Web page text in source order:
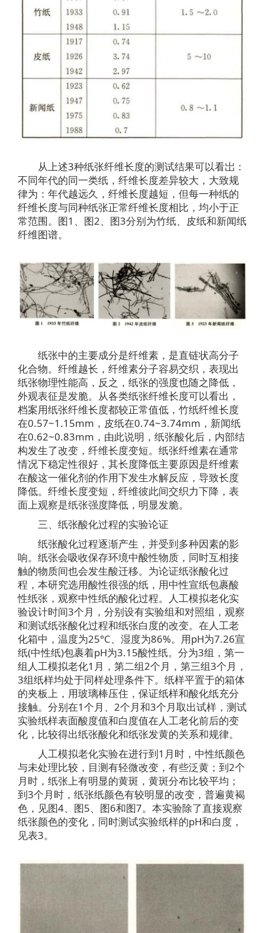
从上述3种纸张纤维长度的测试结果可以看岀：
不同年代的同一类纸，纤维长度差异较大，大致规
律为：年代越远久，纤维长度越短，但每一种纸的
纤维长度与同种纸张正常纤维长度相比，均小于正
常范围。图1、图2、图3分别为竹纸、皮纸和新闻纸
纤维图谱。
纸张中的主要成分是纤维素，是直链状高分子
化合物。纤维越长，纤维素分子容易交织，表现出
纸张物理性能高，反之，纸张的强度也随之降低，
外观表征是发脆。从各类纸张纤维长度可以看出，
档案用纸张纤维长度都较正常值低，竹纸纤维长度
在0.57~1.15mm，皮纸在0.74~3.74mm，新闻纸
在0.62~0.83mm，由此说明，纸张酸化后，内部结
构发生了改变，纤维长度变短。纸张纤维素在通常
情况下稳定性很好，其长度降低主要原因是纤维素
在酸这一催化剂的作用下发生水解反应，导致长度
降低。纤维长度变短，纤维彼此间交织力下降，表
面上观察是纸张强度降低，明显发脆。
三、纸张酸化过程的实验论证
纸张酸化过程逐渐产生，并受到多种因素的影
响。纸张会吸收保存环境中酸性物质，同时互相接
触的物质间也会发生酸迁移。为论证纸张酸化过
程，本研究选用酸性很强的纸，用中性宣纸包裹酸
性纸张，观察中性纸的酸化过程。人工模拟老化实
验设计时间3个月，分别设有实验组和对照组，观察
和测试纸张酸化过程和纸张白度的改变。在人工老
化箱中，温度为25°C、湿度为86%。用pH为7.26宣
纸(中性纸)包裹着pH为3.15酸性纸。分为3组，第一
组人工模拟老化1月，第二组2个月，第三组3个月，
3组纸样均处于同样处理条件下。纸样平置于的箱体
的夹板上，用玻璃棒压住，保证纸样和酸化纸充分
接触。分别在1个月、2个月和3个月取出试样，测试
实验纸样表面酸度值和白度值在人工老化前后的变
化，比较得出纸张酸化和纸张发黄的关系和规律。
人工模拟老化实验在进行到1月时，中性纸颜色
与未处理比较，目测有轻微改变，有些泛黄；到2个
月时，纸张上有明显的黄斑，黄斑分布比较平均；
到3个月时，纸张纸颜色有较明显的改变，普遍黄褐
色，见图4、图5、图6和图7。本实验除了直接观察
纸张颜色的变化，同时测试实验纸样的pH和白度，
见表3。